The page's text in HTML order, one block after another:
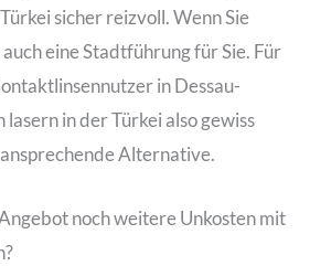
sicher reizvoll. Wenn Sie
eine Stadtführung für Sie. Für
in Dessau-
lasern in der Türkei also gewiss
Alternative.
noch weitere Unkosten mit